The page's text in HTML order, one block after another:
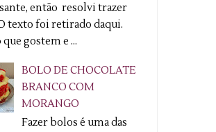
então resolvi trazer
texto foi retirado daqui.
gostem e ...
BOLO DE CHOCOLATE
BRANCO COM
MORANGO
Fazer bolos é uma das